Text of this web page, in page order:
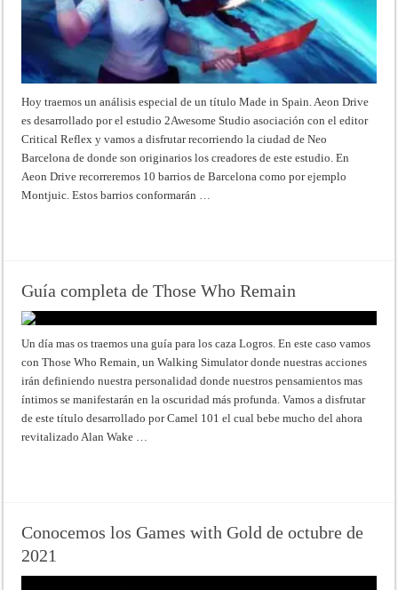
Hoy traemos un análisis especial de un título Made in Spain. Aeon Drive
es desarrollado por el estudio 2Awesome Studio asociación con el editor
Critical Reflex y vamos a disfrutar recorriendo la ciudad de Neo
Barcelona de donde son originarios los creadores de este estudio. En
Aeon Drive recorreremos 10 barrios de Barcelona como por ejemplo
Montjuic. Estos barrios conformarán …
Guía completa de Those Who Remain
Un día mas os traemos una guía para los caza Logros. En este caso vamos
con Those Who Remain, un Walking Simulator donde nuestras acciones
irán definiendo nuestra personalidad donde nuestros pensamientos mas
íntimos se manifestarán en la oscuridad más profunda. Vamos a disfrutar
de este título desarrollado por Camel 101 el cual bebe mucho del ahora
revitalizado Alan Wake …
Conocemos los Games with Gold de octubre de
2021